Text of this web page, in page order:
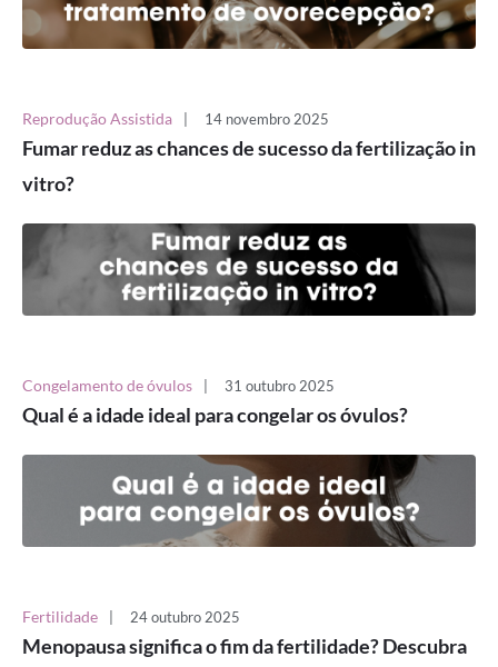
Reprodução Assistida | 14 novembro 2025
Fumar reduz as chances de sucesso da fertilização in
vitro?
Congelamento de óvulos | 31 outubro 2025
Qual é a idade ideal para congelar os óvulos?
Fertilidade | 24 outubro 2025
Menopausa significa o fim da fertilidade? Descubra